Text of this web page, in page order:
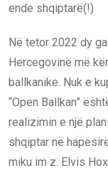
ende shqiptarë(!)
Në tetor 2022 dy
Hercegovinë më
ballkanike. Nuk e
“Open Ballkan”
realizimin e një
shqiptar në
miku im z. Elvis